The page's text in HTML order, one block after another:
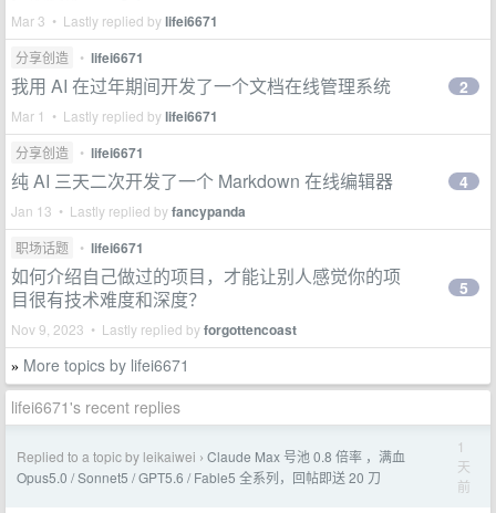
Mar 3 • Lastly replied bylifei6671
分享创造 • lifei6671
我用 AI 在过年期间开发了一个文档在线管理系统
Mar 1 • Lastly replied bylifei6671
2
分享创造 • lifei6671
纯 AI 三天二次开发了一个 Markdown 在线编辑器
Jan 13 • Lastly replied byfancypanda
4
职场话题 • lifei6671
如何介绍自己做过的项目，才能让别人感觉你的项
目很有技术难度和深度？
Nov 9, 2023 • Lastly replied byforgottencoast
5
» More topics by lifei6671
lifei6671's recent replies
Replied to a topic by leikaiwei › Claude Max 号池 0.8 倍率 ，满血
Opus5.0 / Sonnet5 / GPT5.6 / Fable5 全系列，回帖即送 20 刀
1
天
前